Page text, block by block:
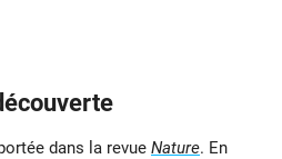
dans la revue Nature. En